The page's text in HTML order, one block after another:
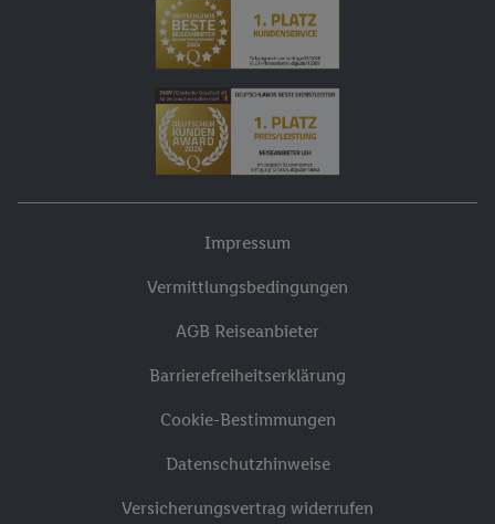
Impressum
Vermittlungsbedingungen
AGB Reiseanbieter
Barrierefreiheitserklärung
Cookie-Bestimmungen
Datenschutzhinweise
Versicherungsvertrag widerrufen